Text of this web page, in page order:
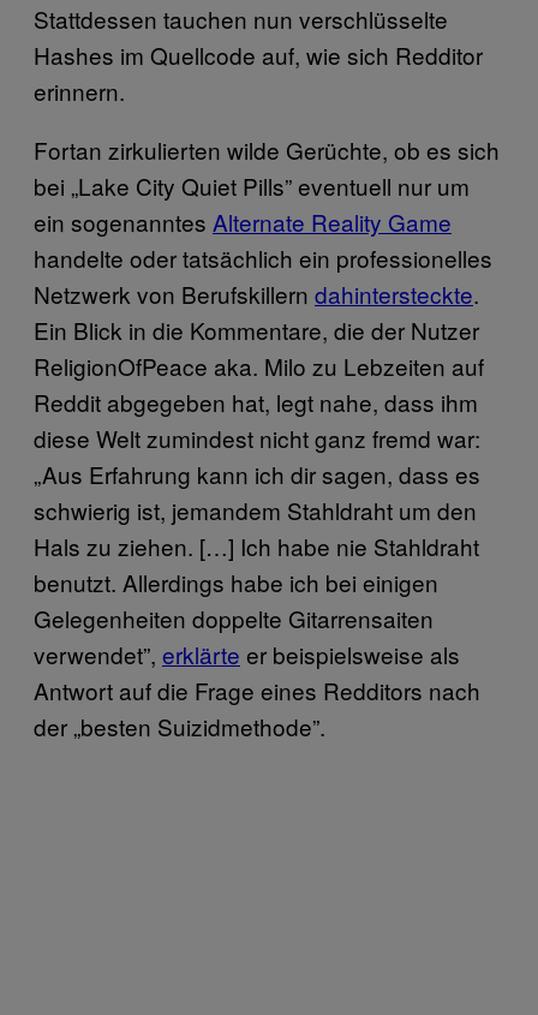
Stattdessen tauchen nun verschlüsselte
Hashes im Quellcode auf, wie sich Redditor
erinnern.
Fortan zirkulierten wilde Gerüchte, ob es sich
bei „Lake City Quiet Pills” eventuell nur um
ein sogenanntes Alternate Reality Game
handelte oder tatsächlich ein professionelles
Netzwerk von Berufskillern dahintersteckte.
Ein Blick in die Kommentare, die der Nutzer
ReligionOfPeace aka. Milo zu Lebzeiten auf
Reddit abgegeben hat, legt nahe, dass ihm
diese Welt zumindest nicht ganz fremd war:
„Aus Erfahrung kann ich dir sagen, dass es
schwierig ist, jemandem Stahldraht um den
Hals zu ziehen. […] Ich habe nie Stahldraht
benutzt. Allerdings habe ich bei einigen
Gelegenheiten doppelte Gitarrensaiten
verwendet”, erklärte er beispielsweise als
Antwort auf die Frage eines Redditors nach
der „besten Suizidmethode”.